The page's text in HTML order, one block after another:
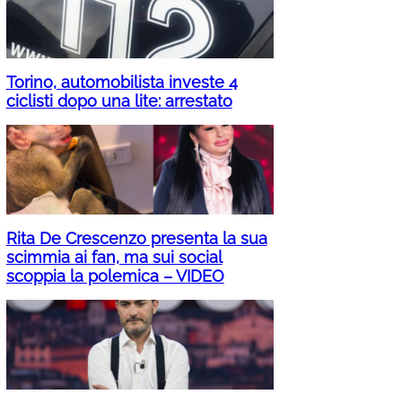
Torino, automobilista investe 4
ciclisti dopo una lite: arrestato
Rita De Crescenzo presenta la sua
scimmia ai fan, ma sui social
scoppia la polemica – VIDEO